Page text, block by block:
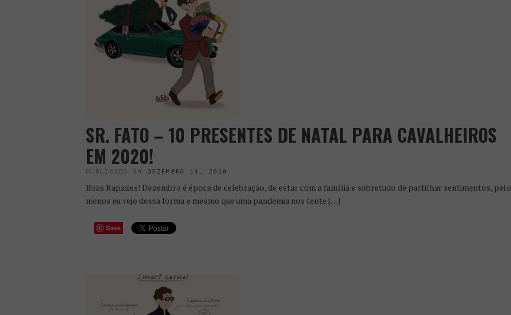
SR. FATO – 10 PRESENTES DE NATAL PARA CAVALHEIROS
EM 2020!
PUBLICADO EM DEZEMBRO 14, 2020
Boas Rapazes! Dezembro é época de celebração, de estar com a família e sobretudo de partilhar sentimentos, pelo
menos eu vejo dessa forma e mesmo que uma pandemia nos tente […]
Save